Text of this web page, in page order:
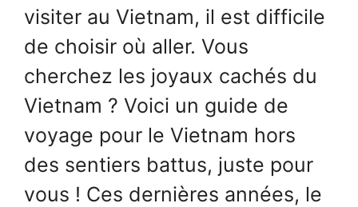
visiter au Vietnam, il est difficile
de choisir où aller. Vous
cherchez les joyaux cachés du
Vietnam ? Voici un guide de
voyage pour le Vietnam hors
des sentiers battus, juste pour
vous ! Ces dernières années, le